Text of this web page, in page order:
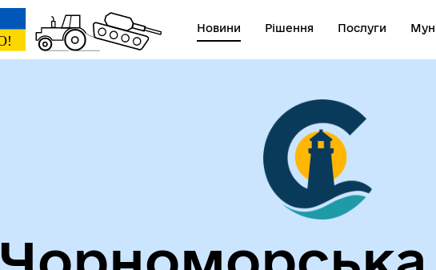
Новини Рішення Послуги
Герої не